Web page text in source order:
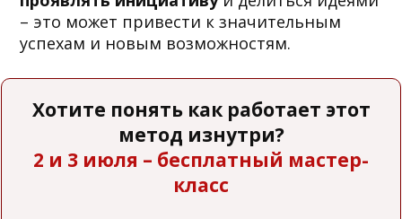
– это может привести к значительным
успехам и новым возможностям.
Хотите понять как работает этот
метод изнутри?
2 и 3 июля – бесплатный мастер-
класс